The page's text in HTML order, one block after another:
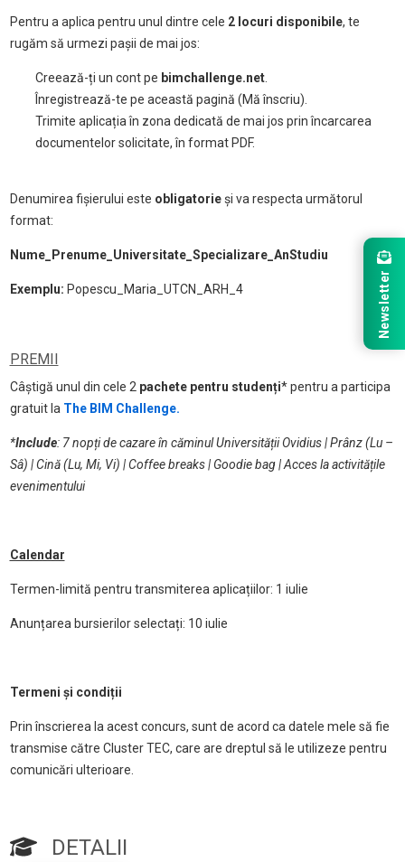
Pentru a aplica pentru unul dintre cele 2 locuri disponibile, te
rugăm să urmezi pașii de mai jos:
Creează-ți un cont pe bimchallenge.net.
Înregistrează-te pe această pagină (Mă înscriu).
Trimite aplicația în zona dedicată de mai jos prin încarcarea
documentelor solicitate, în format PDF.
Denumirea fișierului este obligatorieși va respecta următorul
format:
Nume_Prenume_Universitate_Specializare_AnStudiu
Exemplu: Popescu_Maria_UTCN_ARH_4
PREMII
Câștigă unul din cele 2 pachete pentru studenți* pentru a participa
gratuit la The BIM Challenge.
*Include: 7 nopți de cazare în căminul Universității Ovidius | Prânz (Lu –
Sâ) | Cină (Lu, Mi, Vi) | Coffee breaks | Goodie bag | Acces la activitățile
evenimentului
Calendar
Termen-limită pentru transmiterea aplicațiilor: 1 iulie
Anunțarea bursierilor selectați: 10 iulie
Termeni și condiții
Prin înscrierea la acest concurs, sunt de acord ca datele mele să fie
transmise către Cluster TEC, care are dreptul să le utilizeze pentru
comunicări ulterioare.
DETALII
Newsletter